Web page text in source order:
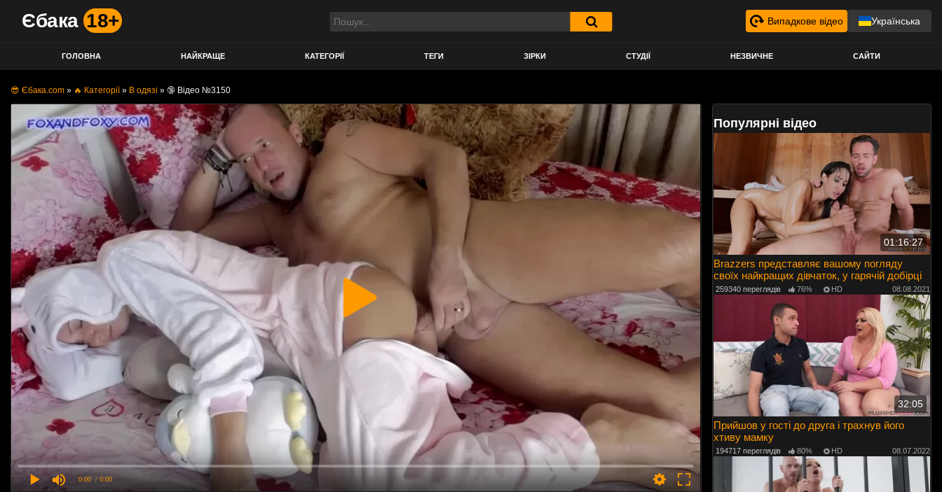
Єбака 18+ Випадкове відео Українська
ГОЛОВНА НАЙКРАЩЕ КАТЕГОРІЇ ТЕГИ ЗІРКИ СТУДІЇ НЕЗВИЧНЕ САЙТИ
😎 Єбака.com » 🔥 Категорії» В одязі » 🔞 Відео №3150
0:00 / 0:00
Популярні відео
01:16:27
Brazzers представляє вашому погляду
своїх найкращих дівчаток, у гарячій добірці
259340 переглядів 76% HD 08.08.2021
32:05
Прийшов у гості до друга і трахнув його
хтиву мамку
194717 переглядів 80% HD 08.07.2022